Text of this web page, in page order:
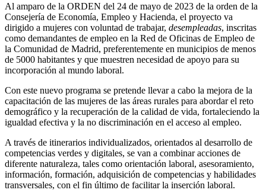
Al amparo de la ORDEN del 24 de mayo de 2023 de la orden de la
Consejería de Economía, Empleo y Hacienda, el proyecto va
dirigido a mujeres con voluntad de trabajar, desempleadas, inscritas
como demandantes de empleo en la Red de Oficinas de Empleo de
la Comunidad de Madrid, preferentemente en municipios de menos
de 5000 habitantes y que muestren necesidad de apoyo para su
incorporación al mundo laboral.
Con este nuevo programa se pretende llevar a cabo la mejora de la
capacitación de las mujeres de las áreas rurales para abordar el reto
demográfico y la recuperación de la calidad de vida, fortaleciendo la
igualdad efectiva y la no discriminación en el acceso al empleo.
A través de itinerarios individualizados, orientados al desarrollo de
competencias verdes y digitales, se van a combinar acciones de
diferente naturaleza, tales como orientación laboral, asesoramiento,
información, formación, adquisición de competencias y habilidades
transversales, con el fin último de facilitar la inserción laboral.